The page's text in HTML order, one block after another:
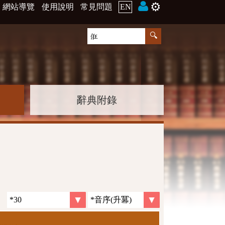
網站導覽 使用說明 常見問題 EN ⚙️
辭典附錄